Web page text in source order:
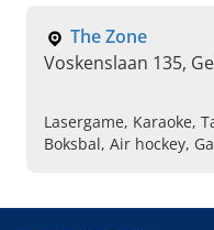
The Zone
Voskenslaan 135,
Lasergame, Karaoke,
Boksbal, Air hockey,